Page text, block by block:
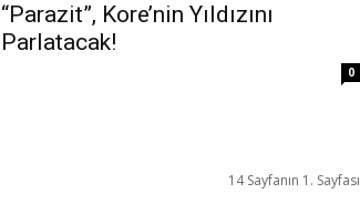
“Parazit”, Kore’nin Yıldızını
Parlatacak!
0
14 Sayfanın 1. Sayfası